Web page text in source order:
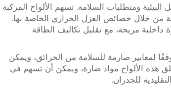
البيئية ومتطلبات السلامة. تسهم الألواح المركبة
من خلال خصائص العزل الحراري الخاصة بها.
مريحة، مع تقليل تكاليف الطاقة
لمعايير صارمة للسلامة من الحرائق، ويمكن
هذه الألواح مواد ضارة، ويمكن أن تسهم في
للجدران.